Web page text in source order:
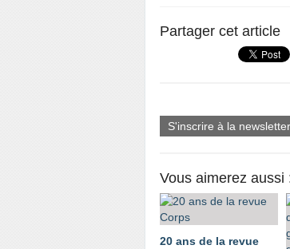
Partager cet article
S'inscrire à la newsletter
Vous aimerez aussi
20 ans de la revue